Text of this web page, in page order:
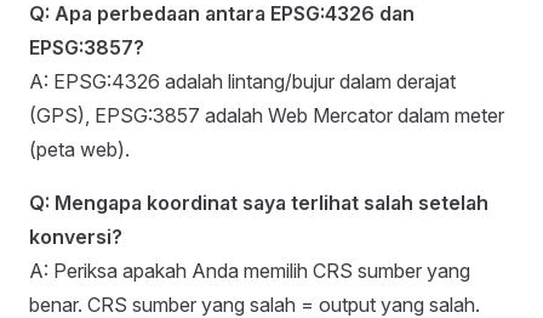
Q: Apa perbedaan antara EPSG:4326 dan
EPSG:3857?
A: EPSG:4326 adalah lintang/bujur dalam derajat
(GPS), EPSG:3857 adalah Web Mercator dalam meter
(peta web).
Q: Mengapa koordinat saya terlihat salah setelah
konversi?
A: Periksa apakah Anda memilih CRS sumber yang
benar. CRS sumber yang salah = output yang salah.